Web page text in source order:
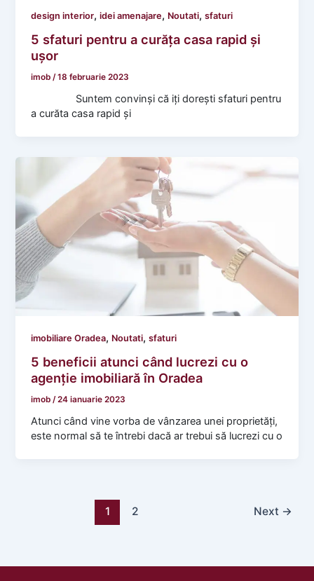
design interior,idei amenajare, Noutati,sfaturi
5 sfaturi pentru a curăța casa rapid și
ușor
imob/18 februarie 2023
Suntem convinși că iți dorești sfaturi pentru
a curăta casa rapid și
imobiliare Oradea, Noutati,sfaturi
5 beneficii atunci când lucrezi cu o
agenție imobiliară în Oradea
imob/24 ianuarie 2023
Atunci când vine vorba de vânzarea unei proprietăți,
este normal să te întrebi dacă ar trebui să lucrezi cu o
1 2 Next →